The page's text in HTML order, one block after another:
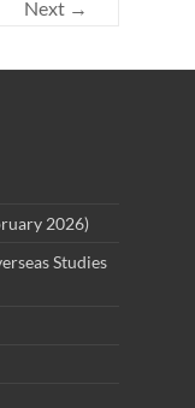
Next →
2026)
Studies